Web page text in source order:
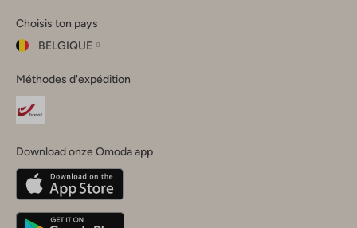
Instagram
Facebook
TikTok
Choisis ton pays
BELGIQUE
ton
pays
Fermer
Belgique(Français)
Deutschland
Méthodes d'expédition
Download onze Omoda app